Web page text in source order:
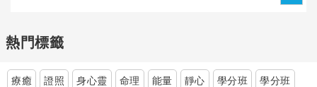
熱門標籤
療癒 證照 身心靈 命理 能量 靜心 學分班 學分班